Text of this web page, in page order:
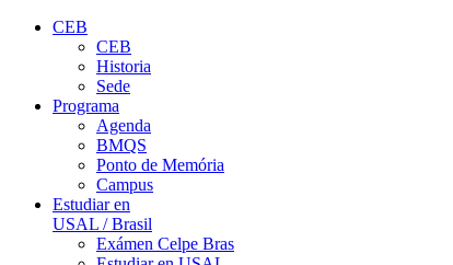
CEB
CEB
Historia
Sede
Programa
Agenda
BMQS
Ponto de Memória
Campus
Estudiar en
USAL / Brasil
Exámen Celpe Bras